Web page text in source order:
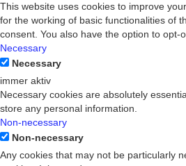
This website uses cookies to improve
for the working of basic functionalities of
consent. You also have the option to
Necessary
Necessary
immer aktiv
Necessary cookies are absolutely
store any personal information.
Non-necessary
Non-necessary
Any cookies that may not be particularly